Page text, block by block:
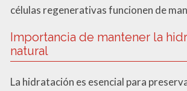
células regenerativas funcionen de
Importancia de mantener la
natural
La hidratación es esencial para